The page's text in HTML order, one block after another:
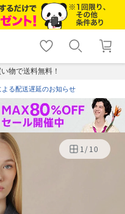
shopping_cart lock_outline
ログイン
物で送料無料！
る配送遅延のお知らせ
1/10